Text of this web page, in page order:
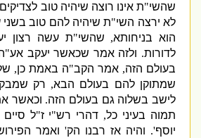
שהשי"ת אינו רוצה שיהיה טוב לצדיקים
לא ירצה השי"ת שיהיה להם טוב בשני
הוא בניחותא,שהשי"ת עשה רצון
לדורות.ולזה אמר שכאשר יעקב אע"ה
בעולם הזה,אמר הקב"ה באמת כן ,שלא
שמתוקן להם בעולם הבא,רק
לישב בשלוה גם בעולם הזה.וכאשר
תמוה בעיני כל,דהרי רש"י ז" ל סיים'
יוסף'.והיה אז רבנו הק'ואמר הפירוש,